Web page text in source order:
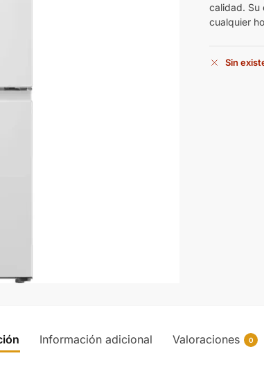
calidad. Su
cualquier
Sin
Información adicional Valoraciones 0